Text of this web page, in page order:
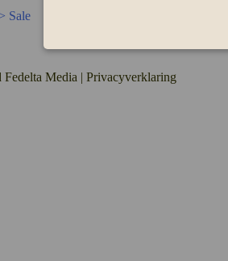
Sale
Fedelta Media | Privacyverklaring